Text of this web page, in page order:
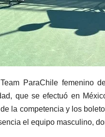
ParaChile femenino
que se efectuó en
la competencia y los
el equipo masculino,